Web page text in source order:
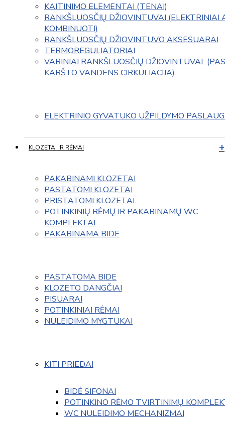
KAITINIMO ELEMENTAI (TENAI)
RANKŠLUOSČIŲ DŽIOVINTUVAI (ELEKTRINIAI
KOMBINUOTI)
RANKŠLUOSČIŲ DŽIOVINTUVO AKSESUARAI
TERMOREGULIATORIAI
VARINIAI RANKŠLUOSČIŲ DŽIOVINTUVAI
KARŠTO VANDENS CIRKULIACIJA)
ELEKTRINIO GYVATUKO UŽPILDYMO
KLOZETAI IR RĖMAI
PAKABINAMI KLOZETAI
PASTATOMI KLOZETAI
PRISTATOMI KLOZETAI
POTINKINIŲ RĖMŲ IR PAKABINAMŲ WC
KOMPLEKTAI
PAKABINAMA BIDE
PASTATOMA BIDE
KLOZETO DANGČIAI
PISUARAI
POTINKINIAI RĖMAI
NULEIDIMO MYGTUKAI
KITI PRIEDAI
BIDĖ SIFONAI
POTINKINO RĖMO TVIRTINIMŲ
WC NULEIDIMO MECHANIZMAI